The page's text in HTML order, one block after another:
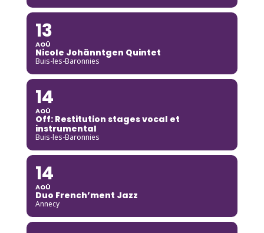
13
AOÛ
Nicole Johänntgen Quintet
Buis-les-Baronnies
14
AOÛ
Off: Restitution stages vocal et
instrumental
Buis-les-Baronnies
14
AOÛ
Duo French’ment Jazz
Annecy